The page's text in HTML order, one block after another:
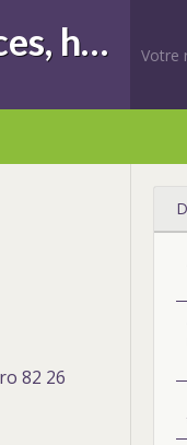
DIFFESSENS | Formations, Compétences, Différences, handicap, sensoriel
82 26